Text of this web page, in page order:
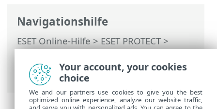
Navigationshilfe
ESET Online-Hilfe>ESET PROTECT>
Verwendung von ESET PROTECT>ESET
PROTECT Hauptmenü>Tasks>Client-
Tasks> Agent aufrüsten
Your account, your cookies
choice
We and our partners use cookies to give you the best
optimized online experience, analyze our website traffic,